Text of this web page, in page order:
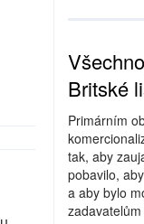
Britské
Primárním
tak, aby
pobavilo,
a aby bylo